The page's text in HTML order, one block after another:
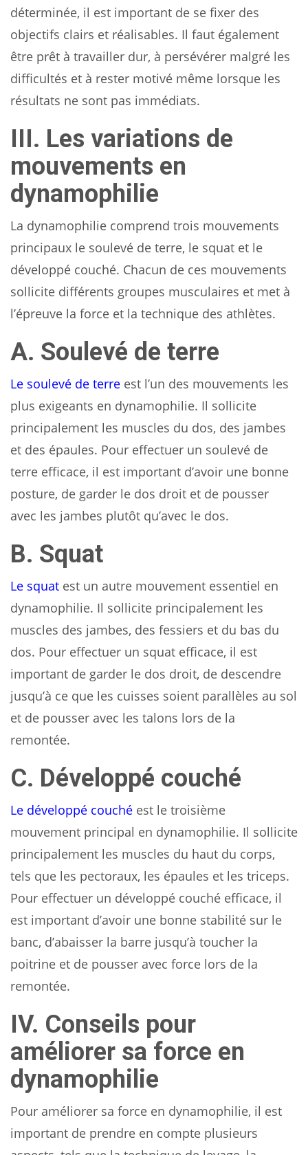
déterminée, il est important de se fixer des
objectifs clairs et réalisables. Il faut également
être prêt à travailler dur, à persévérer malgré les
difficultés et à rester motivé même lorsque les
résultats ne sont pas immédiats.
III. Les variations de
mouvements en
dynamophilie
La dynamophilie comprend trois mouvements
principaux le soulevé de terre, le squat et le
développé couché. Chacun de ces mouvements
sollicite différents groupes musculaires et met à
l’épreuve la force et la technique des athlètes.
A. Soulevé de terre
Le soulevé de terre est l’un des mouvements les
plus exigeants en dynamophilie. Il sollicite
principalement les muscles du dos, des jambes
et des épaules. Pour effectuer un soulevé de
terre efficace, il est important d’avoir une bonne
posture, de garder le dos droit et de pousser
avec les jambes plutôt qu’avec le dos.
B. Squat
Le squat est un autre mouvement essentiel en
dynamophilie. Il sollicite principalement les
muscles des jambes, des fessiers et du bas du
dos. Pour effectuer un squat efficace, il est
important de garder le dos droit, de descendre
jusqu’à ce que les cuisses soient parallèles au sol
et de pousser avec les talons lors de la
remontée.
C. Développé couché
Le développé couché est le troisième
mouvement principal en dynamophilie. Il sollicite
principalement les muscles du haut du corps,
tels que les pectoraux, les épaules et les triceps.
Pour effectuer un développé couché efficace, il
est important d’avoir une bonne stabilité sur le
banc, d’abaisser la barre jusqu’à toucher la
poitrine et de pousser avec force lors de la
remontée.
IV. Conseils pour
améliorer sa force en
dynamophilie
Pour améliorer sa force en dynamophilie, il est
important de prendre en compte plusieurs